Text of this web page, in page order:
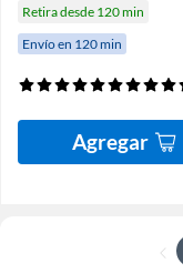
Retira desde 120 min
Envío en 120 min
Agregar